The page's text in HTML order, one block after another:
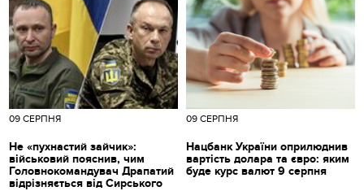
09 СЕРПНЯ
Не «пухнастий зайчик»:
військовий пояснив, чим
Головнокомандувач Драпатий
відрізняється від Сирського
09 СЕРПНЯ
Нацбанк України оприлюднив
вартість долара та євро: яким
буде курс валют 9 серпня